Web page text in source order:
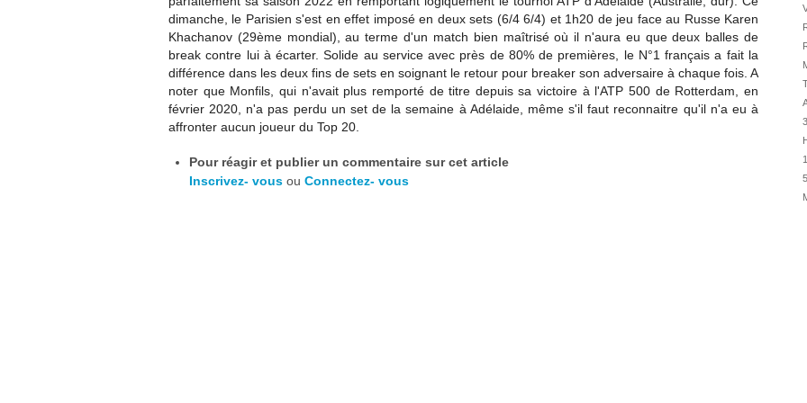
dimanche, le Parisien s'est en effet imposé en deux sets (6/4 6/4) et 1h20 de jeu face au Russe Karen
Khachanov (29ème mondial), au terme d'un match bien maîtrisé où il n'aura eu que deux balles de
break contre lui à écarter. Solide au service avec près de 80% de premières, le N°1 français a fait la
différence dans les deux fins de sets en soignant le retour pour breaker son adversaire à chaque fois. A
noter que Monfils, qui n'avait plus remporté de titre depuis sa victoire à l'ATP 500 de Rotterdam, en
février 2020, n'a pas perdu un set de la semaine à Adélaide, même s'il faut reconnaitre qu'il n'a eu à
affronter aucun joueur du Top 20.
Pour réagir et publier un commentaire sur cet article
Inscrivez- vous ou Connectez- vous